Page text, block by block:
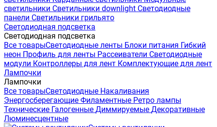
светильники Светильники downlight Светодиодные
панели Светильники грильято
Светодиодная подсветка
Светодиодная подсветка
Все товарыСветодиодные ленты Блоки питания Гибкий
неон Профиль для ленты Рассеиватели Светодиодные
модули Контроллеры для лент Комплектующие для лент
Лампочки
Лампочки
Все товарыСветодиодные Накаливания
Энергосберегающие Филаментные Ретро лампы
Технические Галогенные Диммируемые Декоративные
Люминесцентные